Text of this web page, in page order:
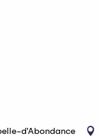
d'Abondance